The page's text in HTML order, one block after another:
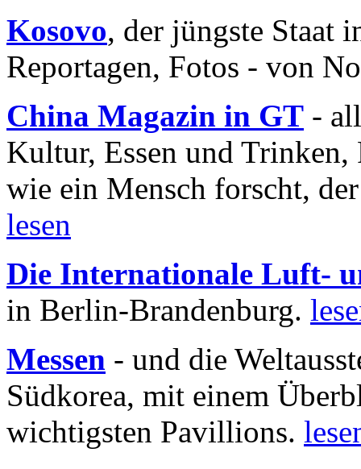
Kosovo, der jüngste Staat
Reportagen, Fotos - von
China Magazin in GT -
Kultur, Essen und
wie ein Mensch forscht,
lesen
Die Internationale Luft-
in Berlin-Brandenburg.
Messen - und die
Südkorea, mit einem
wichtigsten Pavillions.